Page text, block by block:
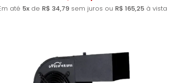
até 5xde R$ 34,79sem juros ou R$ 165,25à vista